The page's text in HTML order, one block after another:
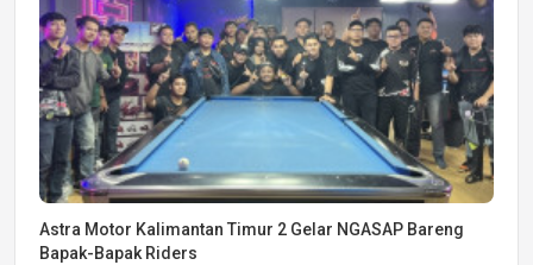
Astra Motor Kalimantan Timur 2 Gelar NGASAP Bareng
Bapak-Bapak Riders